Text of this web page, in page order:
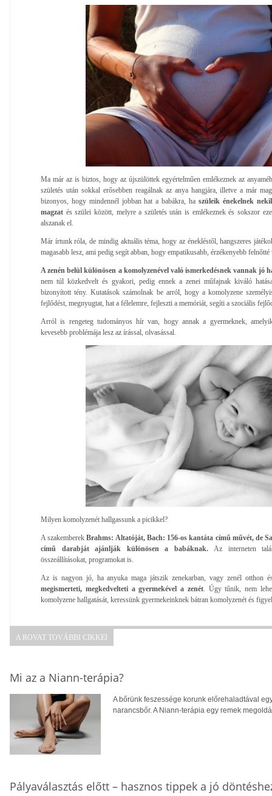
Ma már az is biztos, hogy az újszülöttek egyértelműen emlékeznek az
születés után sokkal erősebben reagálnak az anya hangjára, illetve a már
bizonyos, hogy mindennél jobban hat a babákra, ha szüleik énekelnek
magzat és szülei között, melyre a születés után is emlékeznek és sokszor
alszanak el.
Már írtunk róla, de mindig aktuális téma, hogy az énekléstől, hangszeres
magasabb lesz, ami pedig segít abban, hogy empatikusabb, érzékenyebb
A zenén belül különösen a komolyzenével való ismerkedésnek vannak jó
nem túl közkedvelt és gyakori, pedig ennek a zenei műfajnak kiváló
bizonyított tény. Kutatások számolnak be arról, hogy a komolyzene
fejlődést, megnyugtat, hat a félelemre, fejleszti a memóriát, segíti a szociális
Arról is rengeteg tudományos hír van, hogy annak a gyermeknek,
kevesebb problémája lesz az írással, olvasással.
Milyen komolyzenét hallgassunk a picikkel?
A szakemberekBrahms: Altatóját, Bach: 156-os kantáta című művét, de
című darabját ajánlják különösen a babáknak. Az interneten
összeállításokat, programokat is.
Az is nagyon jó, ha anyuka maga játszik zenekarban, vagy zenél otthon
megismerteti, megkedvelteti a gyermekével a zenét. Úgy tűnik, nem
komolyzene hallgatását, keressünk gyermekeinknek bátran komolyzenét és
A ROVAT TOVÁBBI CIKKEI
Mi az a Niann-terápia?
A bőrünk feszessége korunk előrehaladtával
narancsbőr. A Niann-terápia egy remek
Pályaválasztás előtt – hasznos tippek a jó